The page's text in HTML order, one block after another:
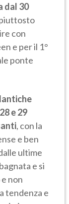
dal 30
con
e per il 1°
ponte
e 29
, con la
e ben
ultime
e si
non
tendenza e